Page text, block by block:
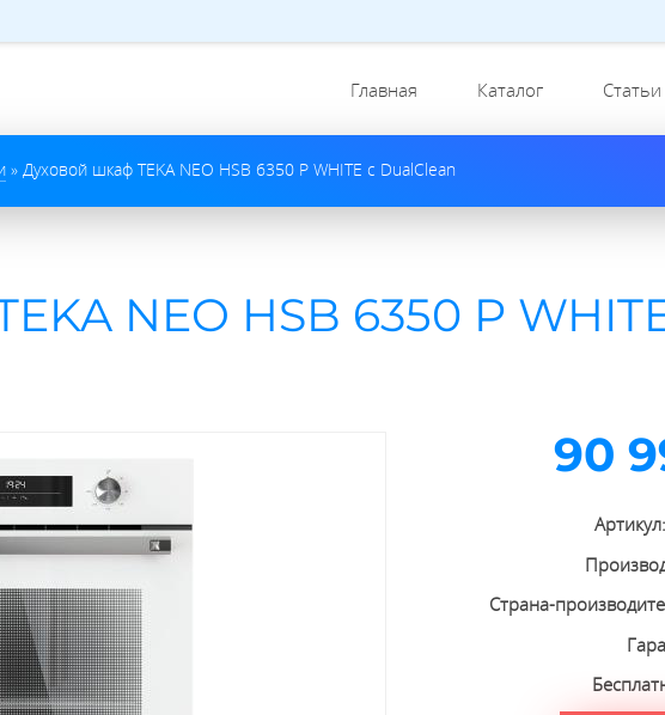
Главная Каталог Статьи
» Духовой шкаф TEKA NEO HSB 6350 P WHITE с DualClean
NEO HSB 6350 P
90
Страна-